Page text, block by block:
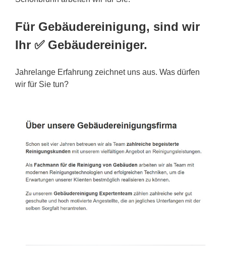
Für Gebäudereinigung, sind wir
Ihr ✅ Gebäudereiniger.
Jahrelange Erfahrung zeichnet uns aus. Was dürfen
wir für Sie tun?